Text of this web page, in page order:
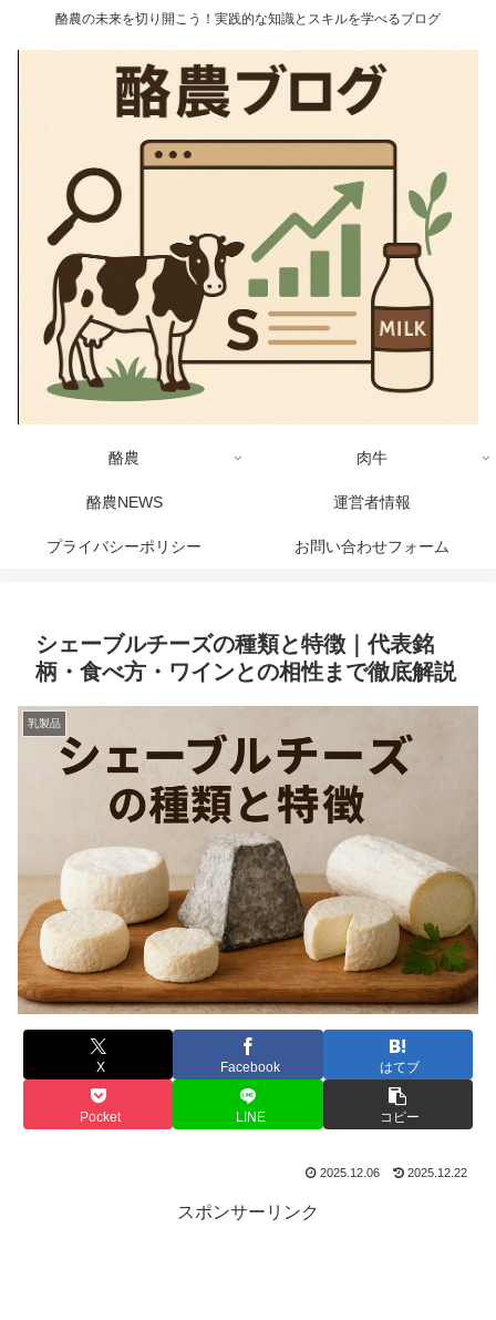
酪農の未来を切り開こう！実践的な知識とスキルを学べるブログ
酪農 肉牛
酪農NEWS 運営者情報
プライバシーポリシー お問い合わせフォーム
シェーブルチーズの種類と特徴｜代表銘
柄・食べ方・ワインとの相性まで徹底解説
乳製品
X Facebook はてブ
Pocket LINE コピー
2025.12.06 2025.12.22
スポンサーリンク